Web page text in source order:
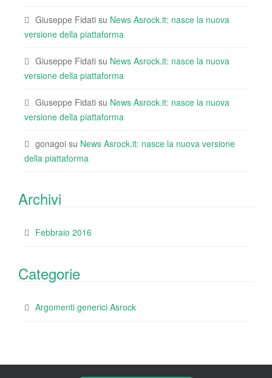
Giuseppe Fidati su News Asrock.it: nasce la nuova
versione della piattaforma
Giuseppe Fidati su News Asrock.it: nasce la nuova
versione della piattaforma
Giuseppe Fidati su News Asrock.it: nasce la nuova
versione della piattaforma
gonagoi su News Asrock.it: nasce la nuova versione
della piattaforma
Archivi
Febbraio 2016
Categorie
Argomenti generici Asrock